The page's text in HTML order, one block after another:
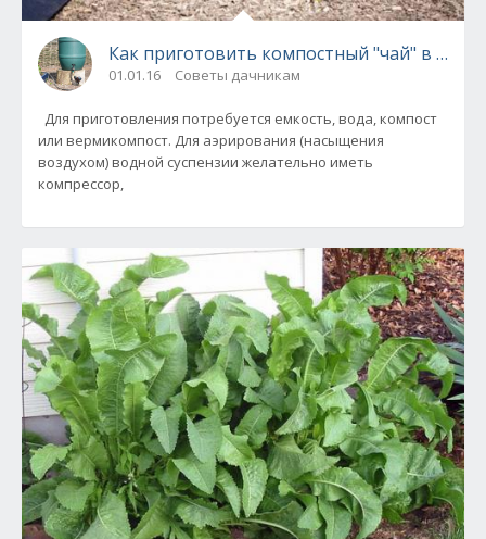
Как приготовить компостный "чай" в
01.01.16 Советы дачникам
Для приготовления потребуется емкость, вода, компост
или вермикомпост. Для аэрирования (насыщения
воздухом) водной суспензии желательно иметь
компрессор,